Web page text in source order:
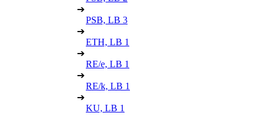
➔
PSB, LB 3
➔
ETH, LB 1
➔
RE/e, LB 1
➔
RE/k, LB 1
➔
KU, LB 1